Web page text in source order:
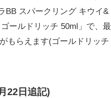
BB スパークリング キウイ&
ールドリッチ 50ml」で、最
もらえます(ゴールドリッチ
22日追記)